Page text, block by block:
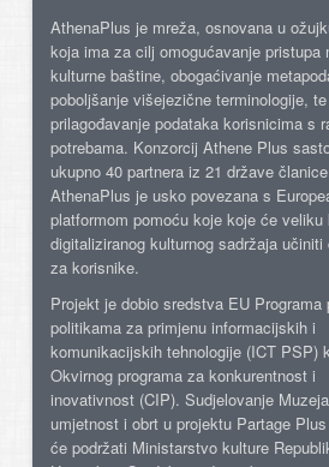
AthenaPlus je mreža, osnovana u
koja ima za cilj omogućavanje pristupa
kulturne baštine, obogaćivanje
poboljšanje višejezične terminologije, te
prilagođavanje podataka korisnicima s
potrebama. Konzorcij Athene Plus
ukupno 40 partnera iz 21 države
AthenaPlus je usko povezana s
platformom pomoću koje koje će veliku
digitaliziranog kulturnog sadržaja učiniti
za korisnike.
Projekt je dobio sredstva EU Programa
politikama za primjenu informacijskih i
komunikacijskih tehnologije (ICT PSP)
Okvirnog programa za konkurentnost i
inovativnost (CIP). Sudjelovanje
umjetnost i obrt u projektu Partage
će podržati Ministarstvo kulture